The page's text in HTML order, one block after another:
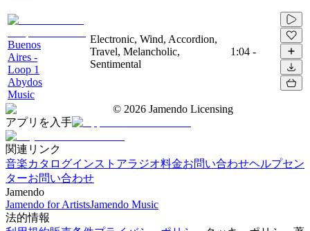
Buenos
Aires -
Loop 1
Abydos
Music
Electronic, Wind, Accordion,
Travel, Melancholic,
Sentimental
1:04 -
© 2026 Jamendo Licensing
アプリを入手
関連リンク
音楽カタログインストアラジオ料金お問い合わせヘルプセン
ターお問い合わせ
Jamendo
Jamendo for ArtistsJamendo Music
法的情報